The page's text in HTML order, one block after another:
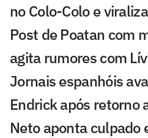
no Colo-Colo e
Post de Poatan com
agita rumores com
Jornais espanhóis
Endrick após retorno
Neto aponta culpado